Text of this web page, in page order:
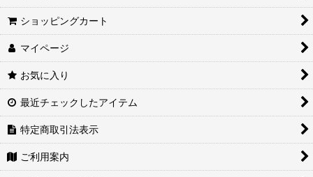
ショッピングカート
マイページ
お気に入り
最近チェックしたアイテム
特定商取引法表示
ご利用案内